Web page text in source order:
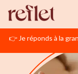
👉 Je réponds à la